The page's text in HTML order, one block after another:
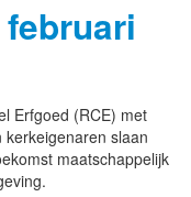
Erfgoed (RCE) met
slaan
maatschappelijk